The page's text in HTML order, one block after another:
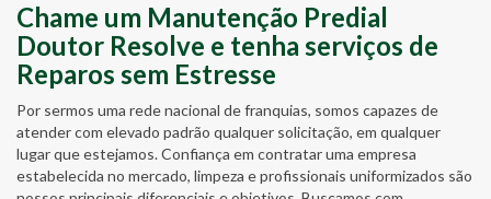
Chame um Manutenção Predial
Doutor Resolve e tenha serviços de
Reparos sem Estresse
Por sermos uma rede nacional de franquias, somos capazes de
atender com elevado padrão qualquer solicitação, em qualquer
lugar que estejamos. Confiança em contratar uma empresa
estabelecida no mercado, limpeza e profissionais uniformizados são